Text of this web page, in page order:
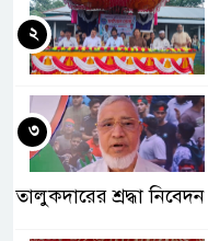
২
তালুকদারের শ্রদ্ধা নিবেদন
৩